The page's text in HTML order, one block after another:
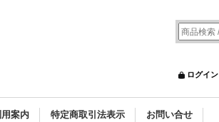
ログイン
案内 特定商取引法表示 お問い合せ